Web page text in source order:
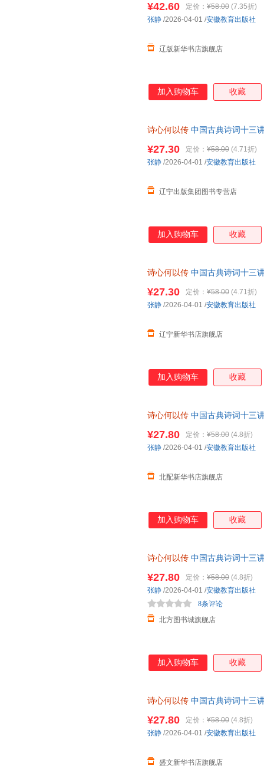
¥42.60 定价： ¥58.00 (7.35折)
辽版新华书店旗舰店
张静 /2026-04-01 /安徽教育出版社
加入购物车 收藏
诗心何以传 中国古典诗词十三
¥27.30 定价： ¥58.00 (4.71折)
辽宁出版集团图书专营店
张静 /2026-04-01 /安徽教育出版社
加入购物车 收藏
诗心何以传 中国古典诗词十三
¥27.30 定价： ¥58.00 (4.71折)
辽宁新华书店旗舰店
张静 /2026-04-01 /安徽教育出版社
加入购物车 收藏
诗心何以传 中国古典诗词十三
¥27.80 定价： ¥58.00 (4.8折)
北配新华书店旗舰店
张静 /2026-04-01 /安徽教育出版社
加入购物车 收藏
诗心何以传 中国古典诗词十三
¥27.80 定价： ¥58.00 (4.8折)
北方图书城旗舰店
8条评论
张静 /2026-04-01 /安徽教育出版社
加入购物车 收藏
诗心何以传 中国古典诗词十三
¥27.80 定价： ¥58.00 (4.8折)
盛文新华书店旗舰店
张静 /2026-04-01 /安徽教育出版社